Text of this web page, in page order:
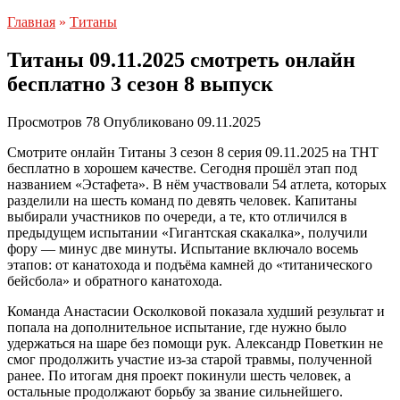
Главная » Титаны
Титаны 09.11.2025 смотреть онлайн
бесплатно 3 сезон 8 выпуск
Просмотров 78 Опубликовано 09.11.2025
Смотрите онлайн Титаны 3 сезон 8 серия 09.11.2025 на ТНТ
бесплатно в хорошем качестве. Сегодня прошёл этап под
названием «Эстафета». В нём участвовали 54 атлета, которых
разделили на шесть команд по девять человек. Капитаны
выбирали участников по очереди, а те, кто отличился в
предыдущем испытании «Гигантская скакалка», получили
фору — минус две минуты. Испытание включало восемь
этапов: от канатохода и подъёма камней до «титанического
бейсбола» и обратного канатохода.
Команда Анастасии Осколковой показала худший результат и
попала на дополнительное испытание, где нужно было
удержаться на шаре без помощи рук. Александр Поветкин не
смог продолжить участие из-за старой травмы, полученной
ранее. По итогам дня проект покинули шесть человек, а
остальные продолжают борьбу за звание сильнейшего.